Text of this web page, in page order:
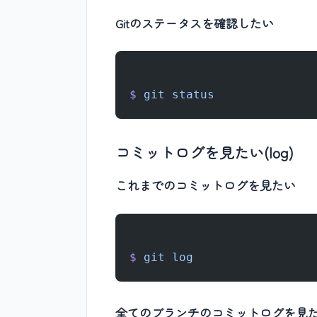
Gitのステータスを確認したい
$ git status
コミットログを見たい(log)
これまでのコミットログを見たい
$ git log
全てのブランチのコミットログを見